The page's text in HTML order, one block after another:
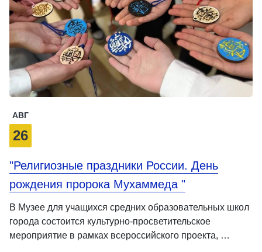
АВГ
26
"Религиозные праздники России. День
рождения пророка Мухаммеда "
В Музее для учащихся средних образовательных школ
города состоится культурно-просветительское
мероприятие в рамках всероссийского проекта, …